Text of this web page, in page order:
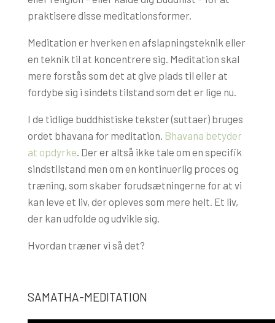
praktisere disse meditationsformer.
Meditation er hverken en afslapningsteknik eller
en teknik til at koncentrere sig. Meditation skal
mere forstås som det at give plads til eller at
fordybe sig i sindets tilstand som det er lige nu.
I de tidlige buddhistiske tekster (suttaer) bruges
ordet bhavana for meditation. Bhavana betyder
at opdyrke. Der er altså ikke tale om en specifik
sindstilstand men om en kontinuerlig proces og
træning, som skaber forudsætningerne for at vi
kan leve et liv, der opleves som mere helt. Et liv,
der kan udfolde og udvikle sig.
Hvordan træner vi så det?
SAMATHA-MEDITATION